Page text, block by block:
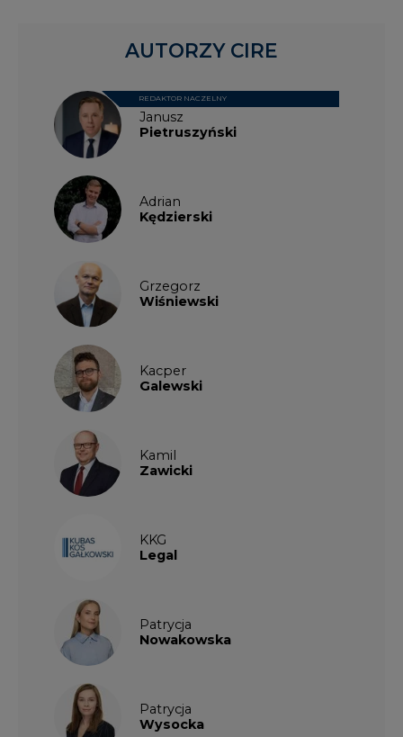
Janusz
Pietruszyński
REDAKTOR NACZELNY
Adrian
Kędzierski
Grzegorz
Wiśniewski
Kacper
Galewski
Kamil
Zawicki
KKG
Legal
Patrycja
Nowakowska
Patrycja
Wysocka
AUTORZY CIRE